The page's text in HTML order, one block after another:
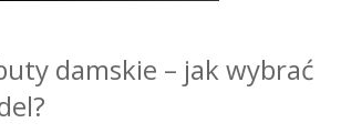
damskie – jak wybrać